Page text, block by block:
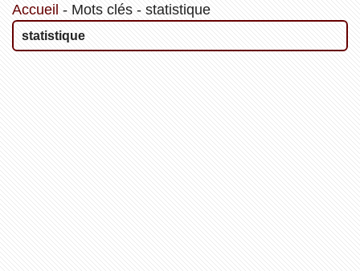
Accueil - Mots clés- statistique
statistique